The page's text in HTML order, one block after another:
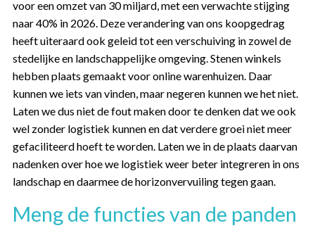
voor een omzet van 30 miljard, met een verwachte stijging
naar 40% in 2026. Deze verandering van ons koopgedrag
heeft uiteraard ook geleid tot een verschuiving in zowel de
stedelijke en landschappelijke omgeving. Stenen winkels
hebben plaats gemaakt voor online warenhuizen. Daar
kunnen we iets van vinden, maar negeren kunnen we het niet.
Laten we dus niet de fout maken door te denken dat we ook
wel zonder logistiek kunnen en dat verdere groei niet meer
gefaciliteerd hoeft te worden. Laten we in de plaats daarvan
nadenken over hoe we logistiek weer beter integreren in ons
landschap en daarmee de horizonvervuiling tegen gaan.
Meng de functies van de panden